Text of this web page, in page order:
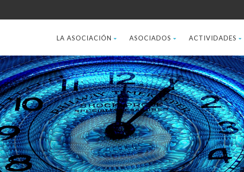
LA ASOCIACIÓN ASOCIADOS ACTIVIDADES